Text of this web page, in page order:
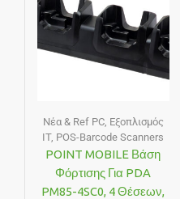
Νέα & Ref PC, Εξοπλισμός
IT, POS-Barcode Scanners
POINT MOBILE Βάση
Φόρτισης Για PDA
PM85-4SC0, 4 Θέσεων,